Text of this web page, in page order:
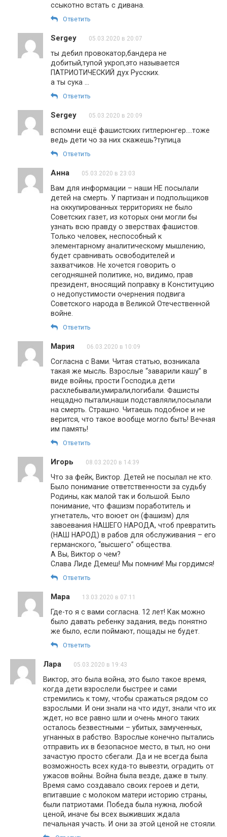
ссыкотно встать с дивана.
Ответить
Sergey 05.03.2020 в 20:07
ты дебил провокатор,бандера не
добитый,тупой укроп,это называется
ПАТРИОТИЧЕСКИЙ дух Русских.
а ты сука …
Ответить
Sergey 05.03.2020 в 20:09
вспомни ещё фашистских гитлерюнгер….тоже
ведь дети чо за них скажешь?тупица
Ответить
Анна 05.03.2020 в 23:03
Вам для информации – наши НЕ посылали
детей на смерть. У партизан и подпольщиков
на оккупированных территориях не было
Советских газет, из которых они могли бы
узнать всю правду о зверствах фашистов.
Только человек, неспособный к
элементарному аналитическому мышлению,
будет сравнивать освободителей и
захватчиков. Не хочется говорить о
сегодняшней политике, но, видимо, прав
президент, вносящий поправку в Конституцию
о недопустимости очернения подвига
Советского народа в Великой Отечественной
войне.
Ответить
Мария 06.03.2020 в 10:09
Согласна с Вами. Читая статью, возникала
такая же мысль. Взрослые “заварили кашу” в
виде войны, прости Господи,а дети
расхлебывали,умирали,погибали. Фашисты
нещадно пытали,наши подставляли,посылали
на смерть. Страшно. Читаешь подобное и не
верится, что такое вообще могло быть! Вечная
им память!
Ответить
Игорь 08.03.2020 в 14:39
Что за фейк, Виктор. Детей не посылал не кто.
Было понимание ответственности за судьбу
Родины, как малой так и большой. Было
понимание, что фашизм поработитель и
угнетатель, что воюет он (фашизм) для
завоевания НАШЕГО НАРОДА, чтоб превратить
(НАШ НАРОД) в рабов для обслуживания – его
германского, “высшего” общества.
А Вы, Виктор о чем?
Слава Лиде Демеш! Мы помним! Мы гордимся!
Ответить
Мара 13.03.2020 в 07:11
Где-то я с вами согласна. 12 лет! Как можно
было давать ребенку задания, ведь понятно
же было, если поймают, пощады не будет.
Ответить
Лара 05.03.2020 в 19:43
Виктор, это была война, это было такое время,
когда дети взрослели быстрее и сами
стремились к тому, чтобы сражаться рядом со
взрослыми. И они знали на что идут, знали что их
ждет, но все равно шли и очень много таких
осталось безвестными – убитых, замученных,
угнанных в рабство. Взрослые конечно пытались
отправить их в безопасное место, в тыл, но они
зачастую просто сбегали. Да и не всегда была
возможность всех куда-то вывезти, оградить от
ужасов войны. Война была везде, даже в тылу.
Время само создавало своих героев и дети,
впитавшие с молоком матери историю страны,
были патриотами. Победа была нужна, любой
ценой, иначе бы всех выживших ждала
печальная участь. И они за этой ценой не стояли.